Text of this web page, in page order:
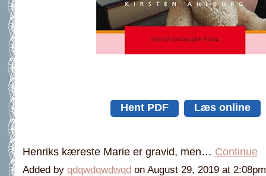
Hent PDF Læs online
Henriks kæreste Marie er gravid, men… Continue
Added by qdqwdqwdwqdon August 29, 2019 at